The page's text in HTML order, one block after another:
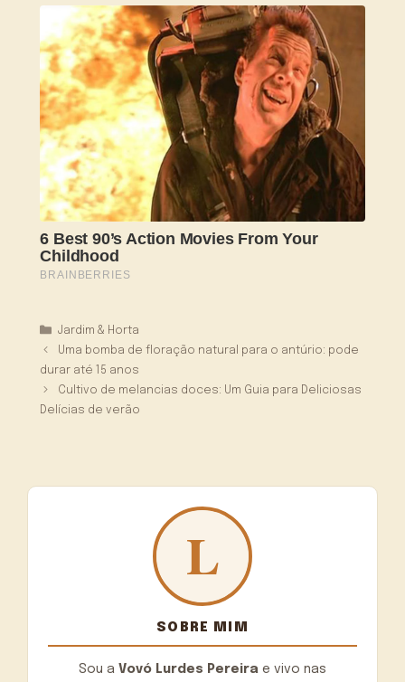
Categorias
Jardim & Horta
Uma bomba de floração natural para o antúrio: pode
durar até 15 anos
Cultivo de melancias doces: Um Guia para Deliciosas
Delícias de verão
SOBRE MIM
Sou a Vovó Lurdes Pereira e vivo nas